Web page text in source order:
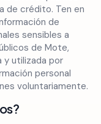
de crédito. Ten en
de
sensibles a
de Mote,
y utilizada por
personal
voluntariamente.